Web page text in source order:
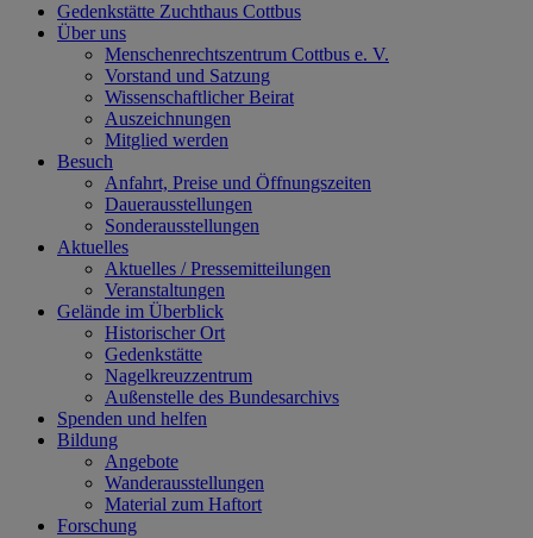
Gedenkstätte Zuchthaus Cottbus
Über uns
Menschenrechtszentrum Cottbus e. V.
Vorstand und Satzung
Wissenschaftlicher Beirat
Auszeichnungen
Mitglied werden
Besuch
Anfahrt, Preise und Öffnungszeiten
Dauerausstellungen
Sonderausstellungen
Aktuelles
Aktuelles / Pressemitteilungen
Veranstaltungen
Gelände im Überblick
Historischer Ort
Gedenkstätte
Nagelkreuzzentrum
Außenstelle des Bundesarchivs
Spenden und helfen
Bildung
Angebote
Wanderausstellungen
Material zum Haftort
Forschung